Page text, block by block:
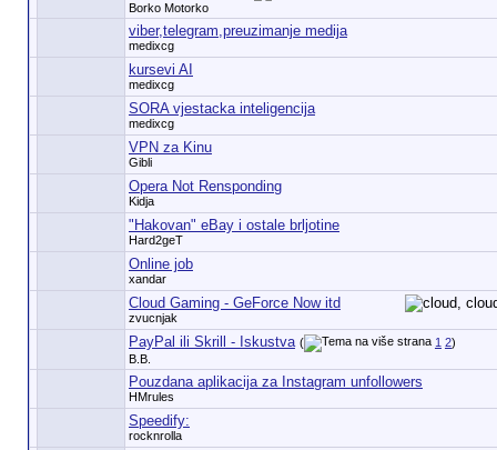
Borko Motorko
viber,telegram,preuzimanje medija
medixcg
kursevi AI
medixcg
SORA vjestacka inteligencija
medixcg
VPN za Kinu
Gibli
Opera Not Rensponding
Kidja
"Hakovan" eBay i ostale brljotine
Hard2geT
Online job
xandar
Cloud Gaming - GeForce Now itd
zvucnjak
PayPal ili Skrill - Iskustva ( 1 2)
B.B.
Pouzdana aplikacija za Instagram unfollowers
HMrules
Speedify:
rocknrolla